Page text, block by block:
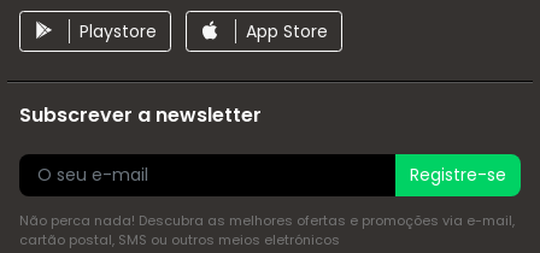
Playstore App Store
Subscrever a newsletter
Registre-se
Não perca nada! Descubra as melhores ofertas e promoções via e-mail,
cartão postal, SMS ou outros meios eletrónicos